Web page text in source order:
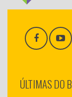
ÚLTIMAS DO